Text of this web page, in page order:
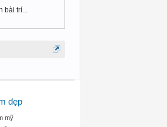
bài trí...
đẹp
mỹ